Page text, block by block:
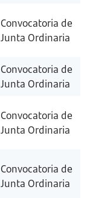
Convocatoria de
Junta Ordinaria
Convocatoria de
Junta Ordinaria
Convocatoria de
Junta Ordinaria
Convocatoria de
Junta Ordinaria